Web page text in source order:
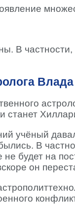
В частности,
станет
учёный
В
будет на
он